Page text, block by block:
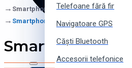
Telefoane fără fir
Navigatoare GPS
Căști Bluetooth
Accesorii telefonice
Smartphon-uri
Smartphone iPhone 11, 64Gb
Smartphone